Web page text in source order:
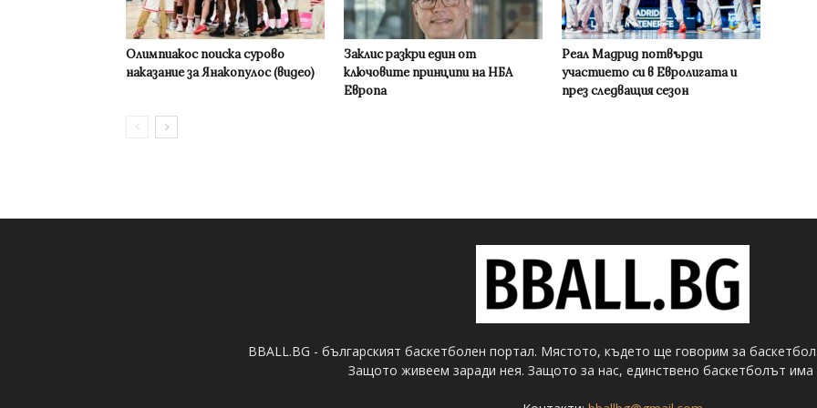
Олимпиакос поиска сурово
наказание за Янакопулос (видео)
Заклис разкри един от
ключовите принципи на НБА
Европа
Реал Мадрид потвърди
участието си в Евролигата и
през следващия сезон
BBALL.BG - българският баскетболен портал. Мястото, където ще говорим за
Защото живеем заради нея. Защото за нас, единствено баскетболът има